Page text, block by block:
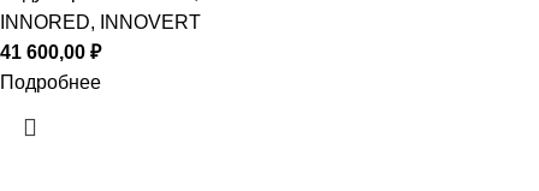
INNORED, INNOVERT
41 600,00 ₽
Подробнее